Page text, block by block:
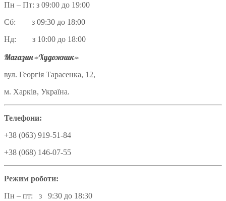
Пн – Пт: з 09:00 до 19:00
Сб: з 09:30 до 18:00
Нд: з 10:00 до 18:00
Магазин «Художник»
вул. Георгія Тарасенка, 12,
м. Харків, Україна.
Телефони:
+38 (063) 919-51-84
+38 (068) 146-07-55
Режим роботи:
Пн – пт: з 9:30 до 18:30